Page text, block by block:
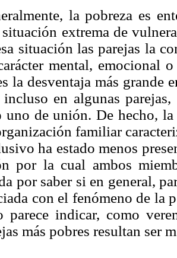
la pobreza es
extrema de
situación las parejas la
mental, emocional
la desventaja más grande
incluso en algunas
uno de unión. De hecho,
familiar
ha estado menos
por la cual ambos
por saber si en general,
con el fenómeno de la
parece indicar, como
más pobres resultan ser